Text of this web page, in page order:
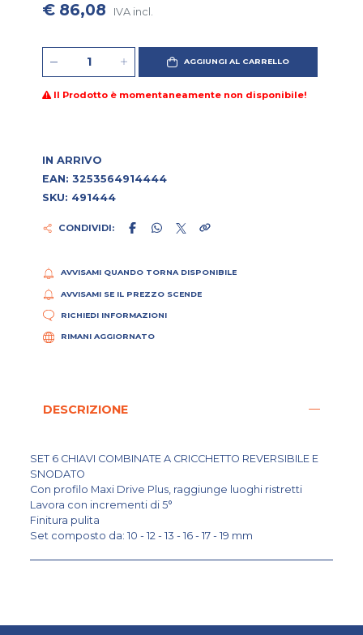
€ 86,08 IVA incl.
AGGIUNGI AL CARRELLO
Il Prodotto è momentaneamente non disponibile!
IN ARRIVO
EAN: 3253564914444
SKU: 491444
CONDIVIDI:
AVVISAMI QUANDO TORNA DISPONIBILE
AVVISAMI SE IL PREZZO SCENDE
RICHIEDI INFORMAZIONI
RIMANI AGGIORNATO
DESCRIZIONE
SET 6 CHIAVI COMBINATE A CRICCHETTO REVERSIBILE E
SNODATO
Con profilo Maxi Drive Plus, raggiunge luoghi ristretti
Lavora con incrementi di 5°
Finitura pulita
Set composto da: 10 - 12 - 13 - 16 - 17 - 19 mm